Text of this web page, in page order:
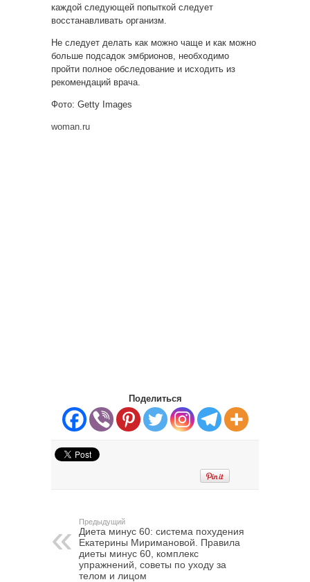
каждой следующей попыткой следует
восстанавливать организм.
Не следует делать как можно чаще и как можно
больше подсадок эмбрионов, необходимо
пройти полное обследование и исходить из
рекомендаций врача.
Фото: Getty Images
woman.ru
Поделиться
Предыдущий
Диета минус 60: система похудения
Екатерины Миримановой. Правила
диеты минус 60, комплекс
упражнений, советы по уходу за
телом и лицом